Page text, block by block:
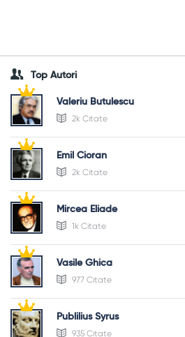
Top Autori
Valeriu Butulescu
2k Citate
Emil Cioran
2k Citate
Mircea Eliade
1k Citate
Vasile Ghica
977 Citate
Publilius Syrus
935 Citate